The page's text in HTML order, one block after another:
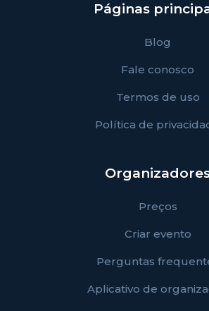
Páginas
Blog
Fale conosco
Termos de uso
Política de
Preços
Criar evento
Perguntas
Aplicativo de